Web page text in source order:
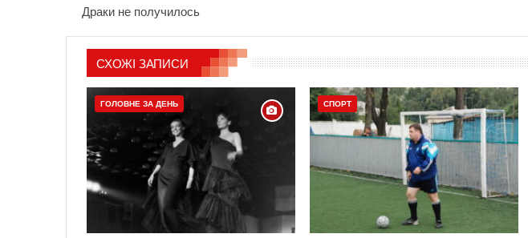
Драки не получилось
СХОЖІ ЗАПИСИ
ГОЛОВНЕ ЗА ДЕНЬ СПОРТ